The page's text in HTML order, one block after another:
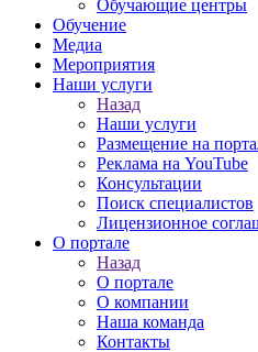
Обучающие центры
Обучение
Медиа
Мероприятия
Наши услуги
Назад
Наши услуги
Размещение на
Реклама на YouTube
Консультации
Поиск специалистов
Лицензионное
О портале
Назад
О портале
О компании
Наша команда
Контакты